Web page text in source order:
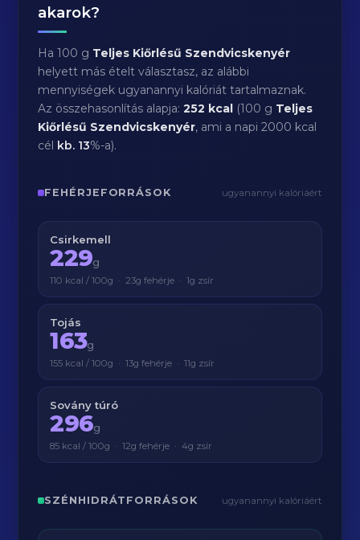
akarok?
Ha 100 g Teljes Kiőrlésű Szendvicskenyér
helyett más ételt választasz, az alábbi
mennyiségek ugyanannyi kalóriát tartalmaznak.
Az összehasonlítás alapja:252 kcal (100 g Teljes
Kiőrlésű Szendvicskenyér, ami a napi 2000 kcal
cél kb. 13%-a).
FEHÉRJEFORRÁSOK ugyanannyi kalóriáért
Csirkemell
229g
110 kcal / 100g · 23g fehérje · 1g zsír
Tojás
163g
155 kcal / 100g · 13g fehérje · 11g zsír
Sovány túró
296g
85 kcal / 100g · 12g fehérje · 4g zsír
SZÉNHIDRÁTFORRÁSOK ugyanannyi kalóriáért